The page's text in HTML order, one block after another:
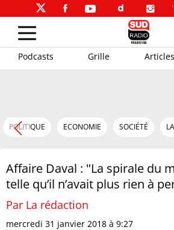
Podcasts Grille Articles
POLITIQUE ECONOMIE SOCIÉTÉ
Affaire Daval : "La spirale du
telle qu’il n’avait plus rien à
Par La rédaction
mercredi 31 janvier 2018 à 9:27